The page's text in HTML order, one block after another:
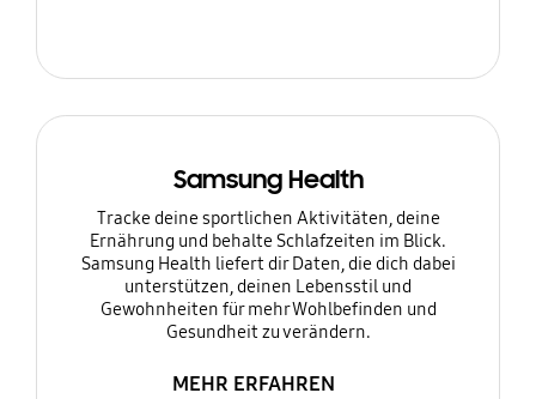
Samsung Health
Tracke deine sportlichen Aktivitäten, deine
Ernährung und behalte Schlafzeiten im Blick.
Samsung Health liefert dir Daten, die dich dabei
unterstützen, deinen Lebensstil und
Gewohnheiten für mehr Wohlbefinden und
Gesundheit zu verändern.
MEHR ERFAHREN